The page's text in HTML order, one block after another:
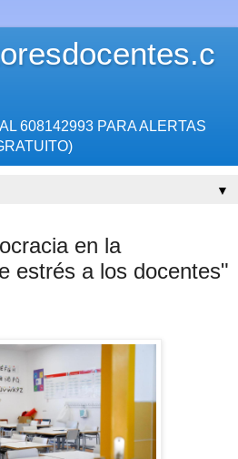
608142993 PARA ALERTAS
▼
en la
estrés a los docentes"